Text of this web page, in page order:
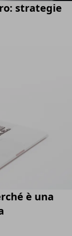
strategie
è una